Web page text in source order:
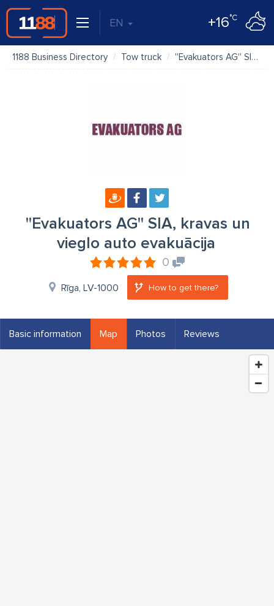
EN +16°C
1188 Business Directory Tow truck ''Evakuators AG'' SIA, kravas un vieglo auto evakuācija
''Evakuators AG'' SIA, kravas un
vieglo auto evakuācija
0
Rīga, LV-1000 How to get there?
Basic information Map Photos Reviews